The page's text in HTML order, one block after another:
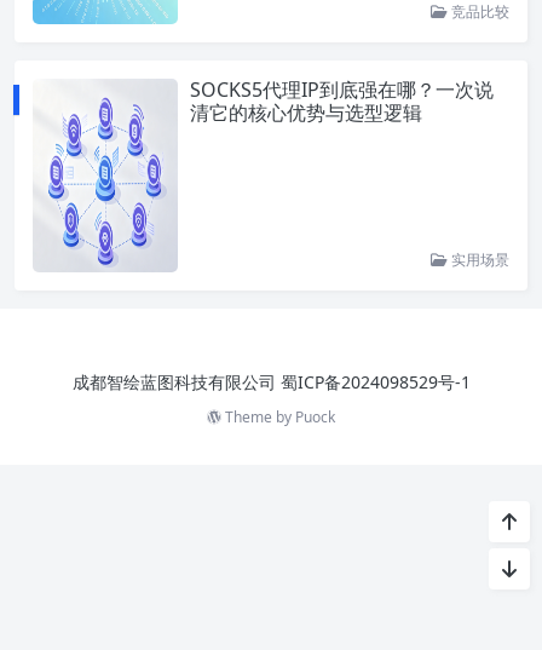
竞品比较
SOCKS5代理IP到底强在哪？一次说
清它的核心优势与选型逻辑
实用场景
成都智绘蓝图科技有限公司 蜀ICP备2024098529号-1
Theme by Puock